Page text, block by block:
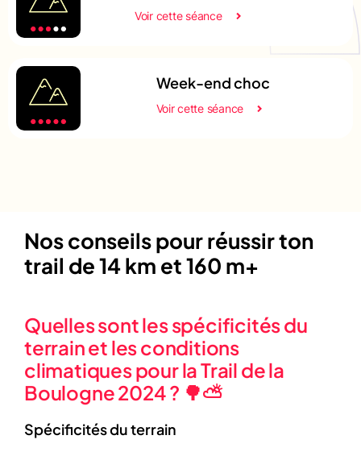
Voir cette séance
Week-end choc
Voir cette séance
Nos conseils pour réussir ton
trail de 14 km et 160 m+
Quelles sont les spécificités du
terrain et les conditions
climatiques pour la Trail de la
Boulogne 2024 ? 🌳⛅
Spécificités du terrain